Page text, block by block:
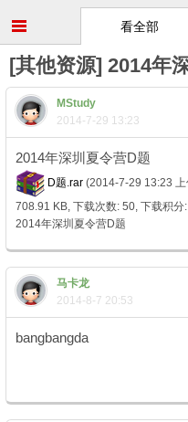
看全部
[其他资源] 2014年
MStudy
2014-7-29 13:23
2014年深圳夏令营D题
D题.rar (2014-7-29 13:23 上
708.91 KB, 下载次数: 50, 下载积分
2014年深圳夏令营D题
马卡龙
2014-8-7 20:53
bangbangda